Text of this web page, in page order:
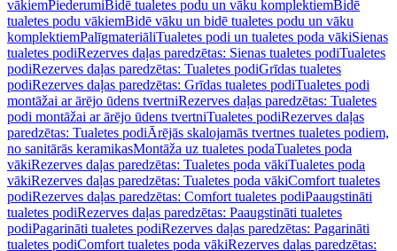
vākiemPiederumiBidē tualetes podu un vāku komplektiemBidē
tualetes podu vākiemBidē vāku un bidē tualetes podu un vāku
komplektiemPalīgmateriāliTualetes podi un tualetes poda vākiSienas
tualetes podiRezerves daļas paredzētas: Sienas tualetes podiTualetes
podiRezerves daļas paredzētas: Tualetes podiGrīdas tualetes
podiRezerves daļas paredzētas: Grīdas tualetes podiTualetes podi
montāžai ar ārējo ūdens tvertniRezerves daļas paredzētas: Tualetes
podi montāžai ar ārējo ūdens tvertniTualetes podiRezerves daļas
paredzētas: Tualetes podiĀrējās skalojamās tvertnes tualetes podiem,
no sanitārās keramikasMontāža uz tualetes podaTualetes poda
vākiRezerves daļas paredzētas: Tualetes poda vākiTualetes poda
vākiRezerves daļas paredzētas: Tualetes poda vākiComfort tualetes
podiRezerves daļas paredzētas: Comfort tualetes podiPaaugstināti
tualetes podiRezerves daļas paredzētas: Paaugstināti tualetes
podiPagarināti tualetes podiRezerves daļas paredzētas: Pagarināti
tualetes podiComfort tualetes poda vākiRezerves daļas paredzētas: